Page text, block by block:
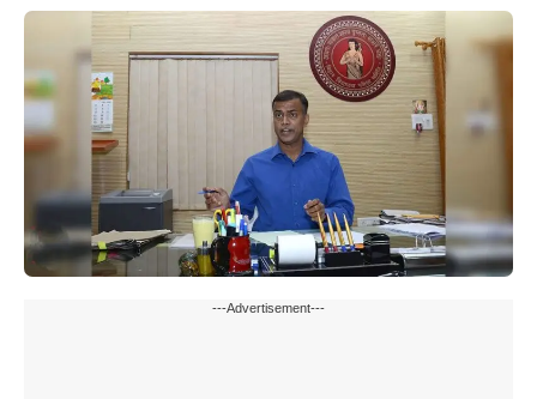
---Advertisement---